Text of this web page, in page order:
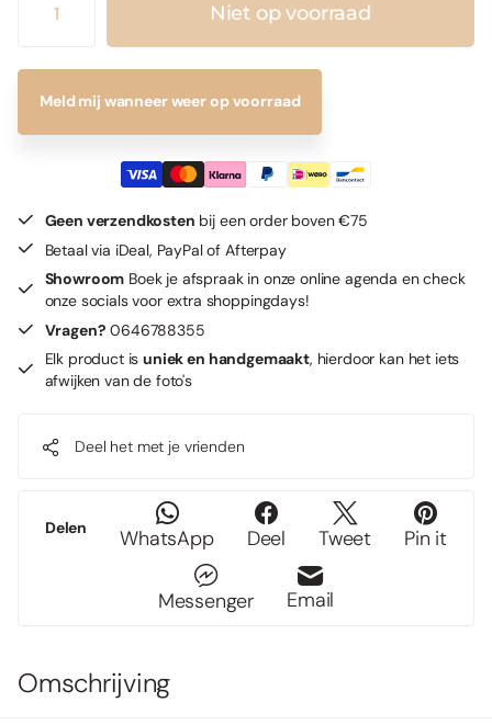
Niet op voorraad
Meld mij wanneer weer op voorraad
Geen verzendkosten bij een order boven €75
Betaal via iDeal, PayPal of Afterpay
Showroom Boek je afspraak in onze online agenda en check
onze socials voor extra shoppingdays!
Vragen? 0646788355
Elk product isuniek en handgemaakt, hierdoor kan het iets
afwijken van de foto's
Deel het met je vrienden
Delen WhatsApp Deel Tweet Pin it
Messenger Email
Omschrijving